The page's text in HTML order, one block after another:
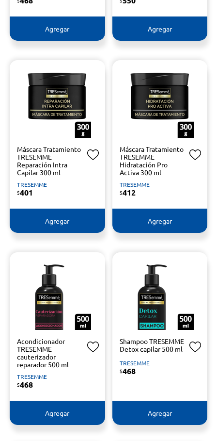
Agregar Agregar
Máscara Tratamiento
TRESEMME
Reparación Intra
Capilar 300 ml
TRESEMME
$401
Agregar
Máscara Tratamiento
TRESEMME
Hidratación Pro
Activa 300 ml
TRESEMME
$412
Agregar
Acondicionador
TRESEMME
cauterizador
reparador 500 ml
TRESEMME
$468
Agregar
Shampoo TRESEMME
Detox capilar 500 ml
TRESEMME
$468
Agregar